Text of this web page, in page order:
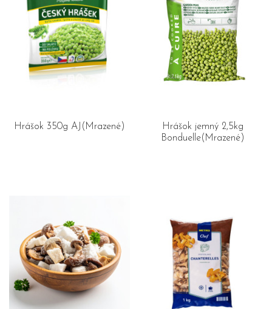
Hrášok 350g AJ(Mrazené)
Hrášok jemný 2,5kg
Bonduelle(Mrazené)